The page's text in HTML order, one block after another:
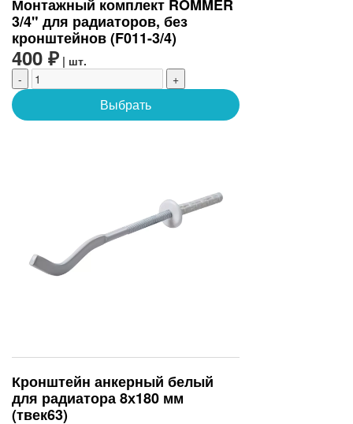
Монтажный комплект ROMMER
3/4" для радиаторов, без
кронштейнов (F011-3/4)
400 ₽ | шт.
-
+
Выбрать
Кронштейн анкерный белый
для радиатора 8х180 мм
(твек63)